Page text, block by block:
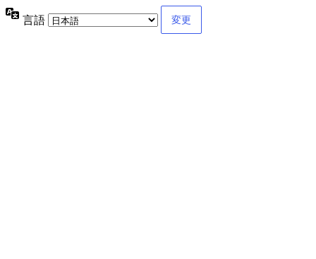
言語